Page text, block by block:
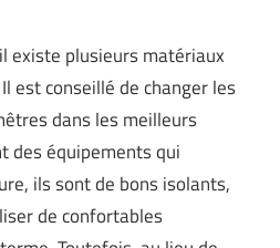
existe plusieurs matériaux
est conseillé de changer les
dans les meilleurs
des équipements qui
ils sont de bons isolants,
de confortables